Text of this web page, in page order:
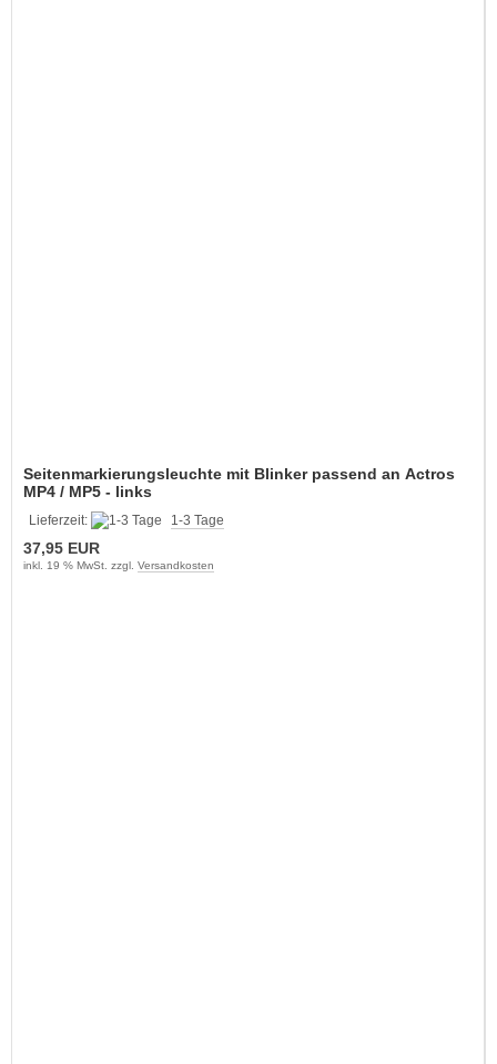
Seitenmarkierungsleuchte mit Blinker passend an Actros
MP4 / MP5 - links
Lieferzeit: 1-3 Tage
37,95 EUR
inkl. 19 % MwSt. zzgl. Versandkosten